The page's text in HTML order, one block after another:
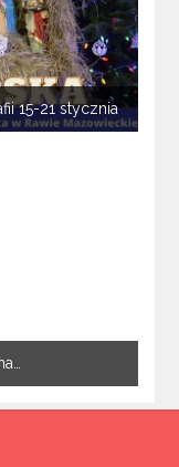
15-21 stycznia